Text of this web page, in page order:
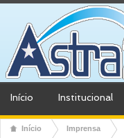
Início Institucional
Início Imprensa